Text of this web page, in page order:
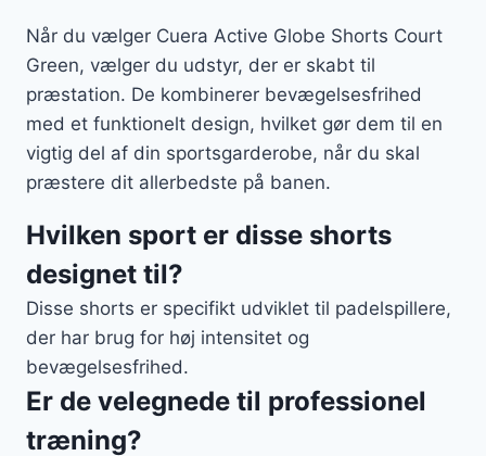
Når du vælger Cuera Active Globe Shorts Court
Green, vælger du udstyr, der er skabt til
præstation. De kombinerer bevægelsesfrihed
med et funktionelt design, hvilket gør dem til en
vigtig del af din sportsgarderobe, når du skal
præstere dit allerbedste på banen.
Hvilken sport er disse shorts
designet til?
Disse shorts er specifikt udviklet til padelspillere,
der har brug for høj intensitet og
bevægelsesfrihed.
Er de velegnede til professionel
træning?